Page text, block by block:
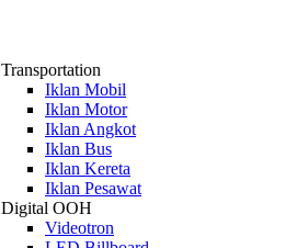
Transportation
Iklan Mobil
Iklan Motor
Iklan Angkot
Iklan Bus
Iklan Kereta
Iklan Pesawat
Digital OOH
Videotron